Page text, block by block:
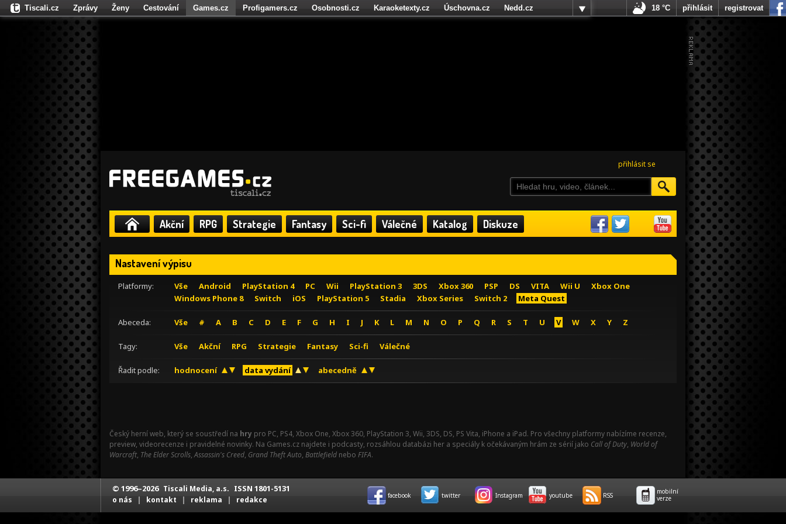
přihlásit se
Akční RPG Strategie Fantasy Sci-fi Válečné Katalog Diskuze
Nastavení výpisu
Platformy: Vše Android PlayStation 4 PC Wii PlayStation 3 3DS Xbox 360 PSP DS VITA Wii U
Xbox One
Windows Phone 8
Switch iOS PlayStation 5 Stadia Xbox Series Switch 2 Meta Quest
Abeceda: Vše # A B C D E F G H I J K L M N O P Q R S T U V W X Y Z
Tagy: Vše Akční RPG Strategie Fantasy Sci-fi Válečné
Řadit podle: hodnocení data vydání abecedně
Český herní web, který se soustředí na hry pro PC, PS4, Xbox One, Xbox 360, PlayStation 3, Wii, 3DS, DS, PS Vita, iPhone a iPad. Pro všechny platformy nabízíme recenze,
preview, videorecenze i pravidelné novinky. Na Games.cz najdete i podcasty, rozsáhlou databázi her a speciály k očekávaným hrám ze sérií jako Call of Duty, World of
Warcraft, The Elder Scrolls,Assassin's Creed, Grand Theft Auto, Battlefield nebo FIFA.
Tiscali.cz Zprávy Ženy Cestování Games.cz Profigamers.cz Osobnosti.cz Karaoketexty.cz Úschovna.cz
Nedd.cz
Fights.cz
18 °C přihlásit registrovat
© 1996–2026 Tiscali Media, a.s. ISSN 1801-5131
o nás | kontakt | reklama | redakce facebook twitter Instagram youtube RSS
mobilní
verze